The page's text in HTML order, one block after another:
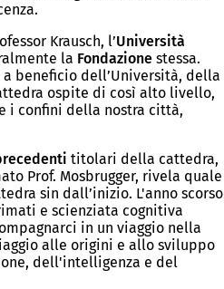
Krausch, l’Università
la Fondazione stessa.
beneficio dell’Università, della
ospite di così alto livello,
i confini della nostra città,
titolari della cattedra,
Prof. Mosbrugger, rivela quale
sin dall’inizio. L'anno scorso
e scienziata cognitiva
in un viaggio nella
alle origini e allo sviluppo
dell'intelligenza e del